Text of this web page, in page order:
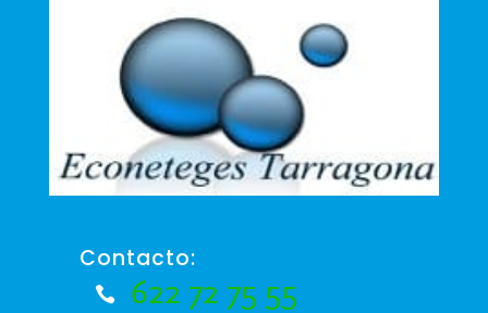
Contacto:
622 72 75 55